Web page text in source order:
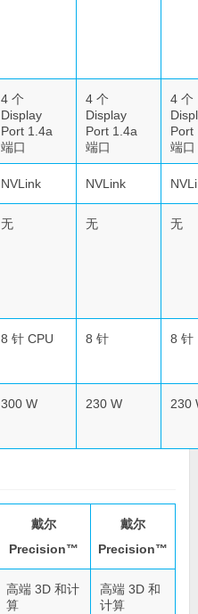
4 个
Display
Port 1.4a
端口
4 个
Display
Port 1.4a
端口
4 个
Port
端口
NVLink NVLink
无 无 无
8 针 CPU 8 针 8 针
300 W 230 W 230
戴尔
Precision™
戴尔
Precision™
高端 3D 和计
算
高端 3D 和
计算